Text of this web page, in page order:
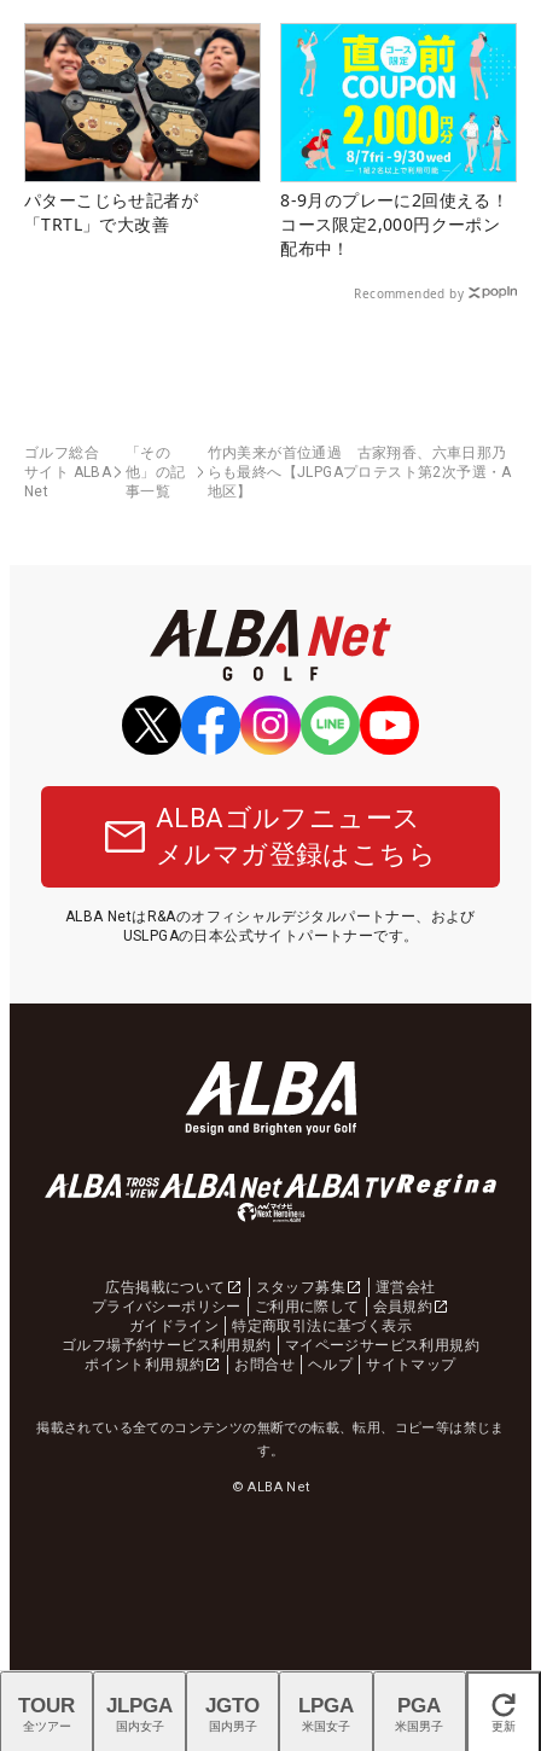
パターこじらせ記者が
「TRTL」で大改善
8-9月のプレーに2回使える！
コース限定2,000円クーポン
配布中！
Recommended by
ゴルフ総合
サイト ALBA
Net
「その
他」の記
事一覧
竹内美来が首位通過 古家翔香、六車日那乃
らも最終へ【JLPGAプロテスト第2次予選・A
地区】
ALBAゴルフニュース
メルマガ登録はこちら
ALBA NetはR&Aのオフィシャルデジタルパートナー、および
USLPGAの日本公式サイトパートナーです。
広告掲載について スタッフ募集
運営会社
プライバシーポリシー
ご利用に際して
会員規約
ガイドライン
特定商取引法に基づく表示
ゴルフ場予約サービス利用規約
マイページサービス利用規約
ポイント利用規約
お問合せ ヘルプ サイトマップ
掲載されている全てのコンテンツの無断での転載、転用、コピー等は禁じま
す。
© ALBA Net
閉じる
TOUR
全ツアー
JLPGA
国内女子
JGTO
国内男子
LPGA
米国女子
PGA
米国男子 更新